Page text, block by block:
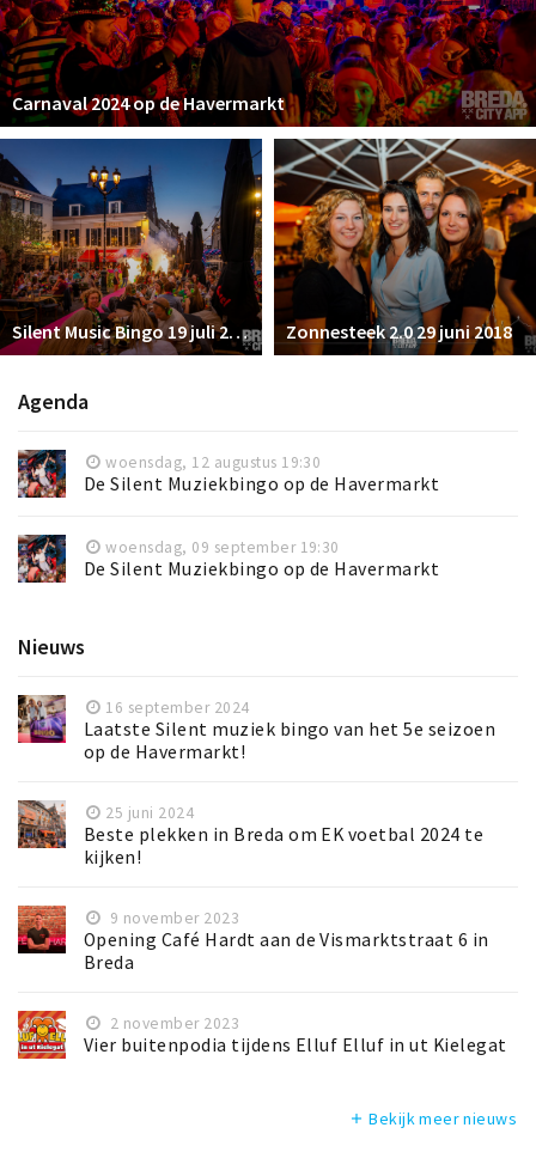
Carnaval 2024 op de Havermarkt
Silent Music Bingo 19 juli 2023 Zonnesteek 2.0 29 juni 2018
Agenda
woensdag, 12 augustus 19:30
De Silent Muziekbingo op de Havermarkt
woensdag, 09 september 19:30
De Silent Muziekbingo op de Havermarkt
Nieuws
16 september 2024
Laatste Silent muziek bingo van het 5e seizoen
op de Havermarkt!
25 juni 2024
Beste plekken in Breda om EK voetbal 2024 te
kijken!
9 november 2023
Opening Café Hardt aan de Vismarktstraat 6 in
Breda
2 november 2023
Vier buitenpodia tijdens Elluf Elluf in ut Kielegat
add Bekijk meer nieuws